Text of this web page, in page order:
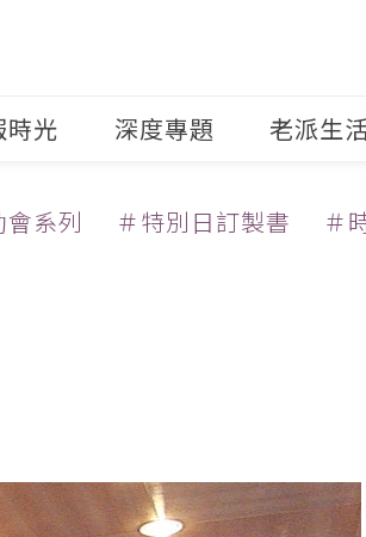
時光 深度專題 老派生
系列 ＃特別日訂製書 ＃